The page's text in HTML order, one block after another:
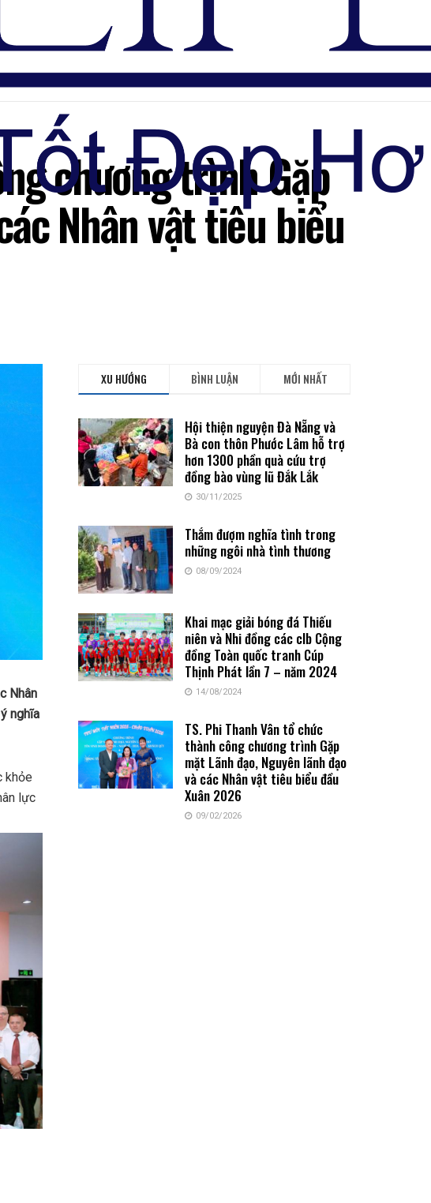
Đăng nhập
chương trình Gặp
Nhân vật tiêu biểu
Nhân
nghĩa
khỏe
lực
XU HƯỚNG BÌNH LUẬN MỚI NHẤT
Hội thiện nguyện Đà Nẵng và
Bà con thôn Phước Lâm hỗ trợ
hơn 1300 phần quà cứu trợ
đồng bào vùng lũ Đắk Lắk
30/11/2025
Thắm đượm nghĩa tình trong
những ngôi nhà tình thương
08/09/2024
Khai mạc giải bóng đá Thiếu
niên và Nhi đồng các clb Cộng
đồng Toàn quốc tranh Cúp
Thịnh Phát lần 7 – năm 2024
14/08/2024
TS. Phi Thanh Vân tổ chức
thành công chương trình Gặp
mặt Lãnh đạo, Nguyên lãnh đạo
và các Nhân vật tiêu biểu đầu
Xuân 2026
09/02/2026